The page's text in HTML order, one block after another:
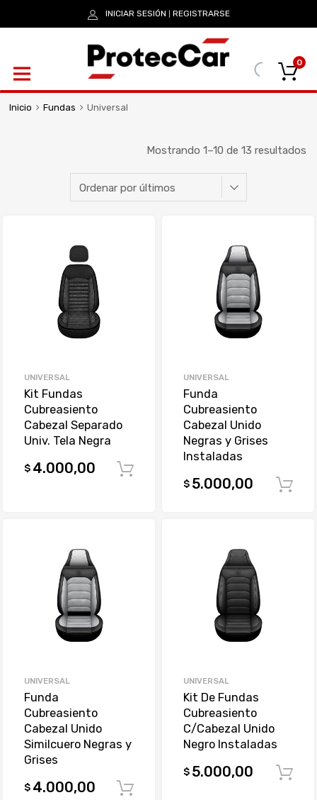
INICIAR SESIÓN REGISTRARSE
0
Inicio Fundas Universal
Mostrando 1–10 de 13 resultados
UNIVERSAL
Kit Fundas
Cubreasiento
Cabezal Separado
Univ. Tela Negra
$ 4.000,00
UNIVERSAL
Funda
Cubreasiento
Cabezal Unido
Negras y Grises
Instaladas
$ 5.000,00
UNIVERSAL
Funda
Cubreasiento
Cabezal Unido
Similcuero Negras y
Grises
$ 4.000,00
UNIVERSAL
Kit De Fundas
Cubreasiento
C/Cabezal Unido
Negro Instaladas
$ 5.000,00